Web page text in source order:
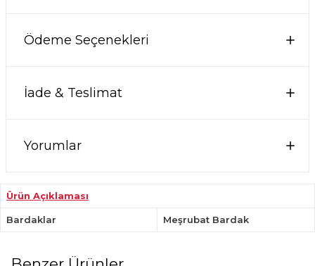
Ödeme Seçenekleri
İade & Teslimat
Yorumlar
Ürün Açıklaması
Bardaklar Meşrubat Bardak